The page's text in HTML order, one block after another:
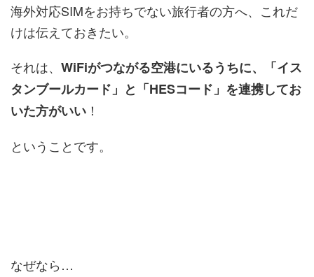
海外対応SIMをお持ちでない旅行者の方へ、これだ
けは伝えておきたい。
それは、 WiFiがつながる空港にいるうちに、「イス
タンブールカード」と「HESコード」を連携してお
いた方がいい ！
ということです。
なぜなら…